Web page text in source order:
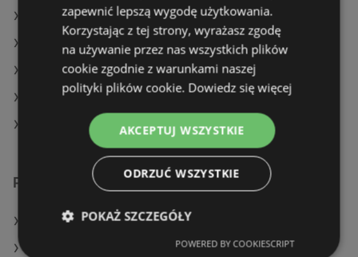
Aktualne gazetki Aldi
Aktualne gazetki Żabka
Aktualne gazetki POLOmarket
Aktualne gazetki Eurocash
Aktualne gazetki Dino
Podobne sklepy detaliczne
Oferty POLOmarket
zapewnić lepszą wygodę użytkowania.
Korzystając z tej strony, wyrażasz zgodę
na używanie przez nas wszystkich plików
cookie zgodnie z warunkami naszej
polityki plików cookie. Dowiedz się więcej
AKCEPTUJ WSZYSTKIE
ODRZUĆ WSZYSTKIE
POKAŻ SZCZEGÓŁY
POWERED BY COOKIESCRIPT